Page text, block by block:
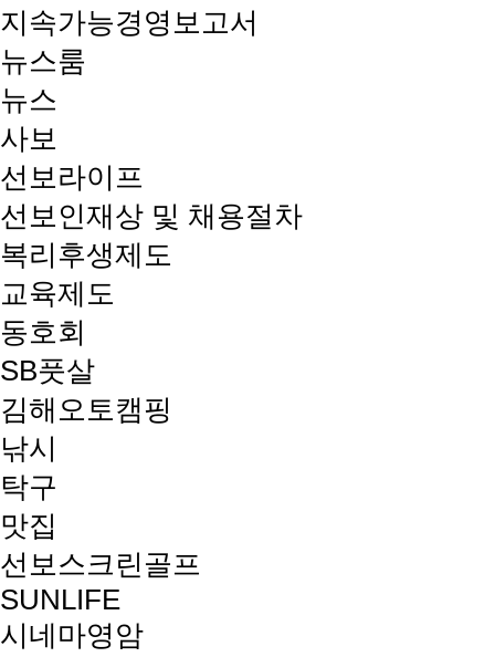
지속가능경영보고서
뉴스룸
뉴스
사보
선보라이프
선보인재상 및 채용절차
복리후생제도
교육제도
동호회
SB풋살
김해오토캠핑
낚시
탁구
맛집
선보스크린골프
SUNLIFE
시네마영암